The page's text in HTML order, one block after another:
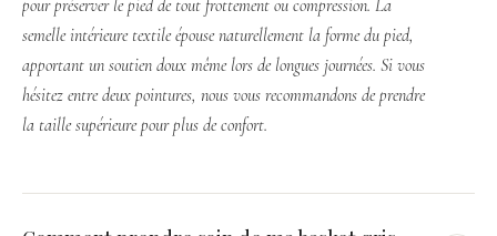
pour préserver le pied de tout frottement ou compression. La
semelle intérieure textile épouse naturellement la forme du pied,
apportant un soutien doux même lors de longues journées. Si vous
hésitez entre deux pointures, nous vous recommandons de prendre
la taille supérieure pour plus de confort.